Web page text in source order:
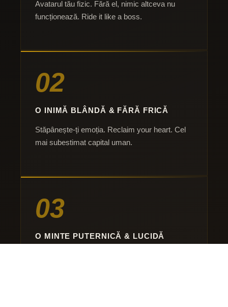
Avatarul tău fizic. Fără el, nimic altceva nu
funcționează. Ride it like a boss.
02
O INIMĂ BLÂNDĂ & FĂRĂ FRICĂ
Stăpânește-ți emoția. Reclaim your heart. Cel
mai subestimat capital uman.
03
O MINTE PUTERNICĂ & LUCIDĂ